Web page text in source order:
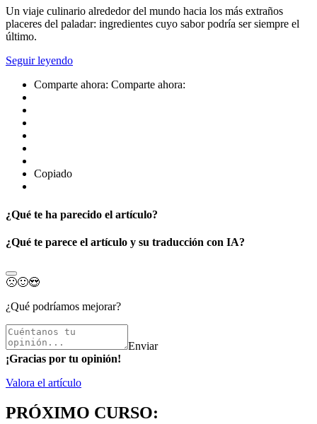
Un viaje culinario alrededor del mundo hacia los más extraños
placeres del paladar: ingredientes cuyo sabor podría ser siempre el
último.
Seguir leyendo
Comparte ahora: Comparte ahora:
Copiado
¿Qué te ha parecido el artículo?
¿Qué te parece el artículo y su traducción con IA?
🙁🙂😍
¿Qué podríamos mejorar?
Enviar
¡Gracias por tu opinión!
Valora el artículo
PRÓXIMO CURSO: